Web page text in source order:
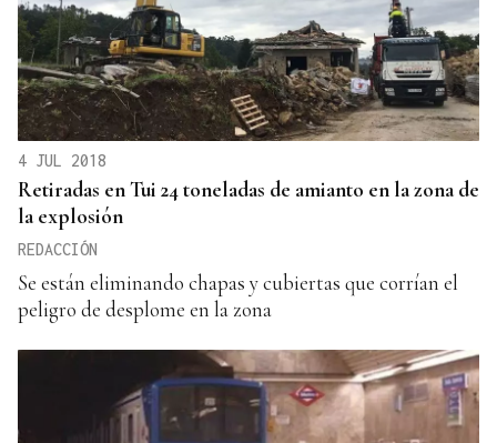
4 JUL 2018
Retiradas en Tui 24 toneladas de amianto en la zona de
la explosión
REDACCIÓN
Se están eliminando chapas y cubiertas que corrían el
peligro de desplome en la zona